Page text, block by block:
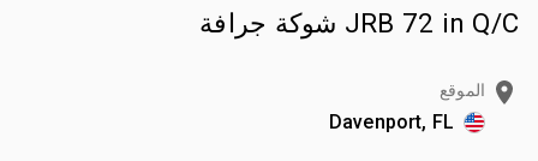
JRB 72 in Q/C شوكة جرافة
الموقع
Davenport, FL